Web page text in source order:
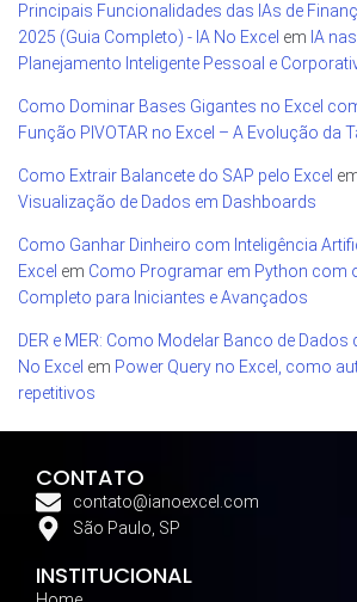
Principais Funcionalidades das IAs de
2025 (Guia Completo) - IA No Excel em IA
Planejamento Inteligente Pessoal e
Como Dominar Bases Gigantes no Excel
Função PIVOTAR no Excel – A Evolução da
Como Extrair Balancete do SAP pelo Excel
Visualização de Dados em Dashboards
Como Ganhar Dinheiro com Inteligência
Excel em Como Programar em Python com
Completo para Iniciantes e Avançados
DER e MER: Como Modelar Banco de Dados
No Excel em Power Query no Excel, como
repetitivos
CONTATO
contato@ianoexcel.com
São Paulo, SP
INSTITUCIONAL